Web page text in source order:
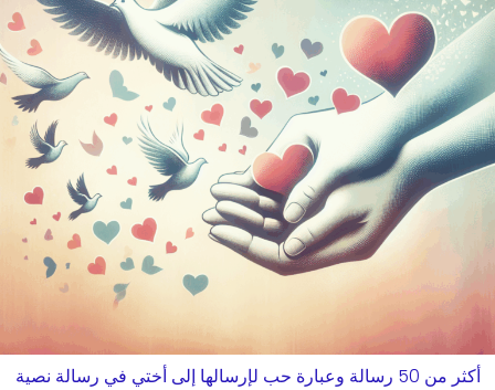
أكثر من 50 رسالة وعبارة حب لإرسالها إلى أختي في رسالة نصية